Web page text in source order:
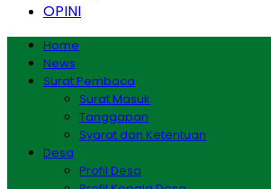
OPINI
Home
News
Surat Pembaca
Surat Masuk
Tanggapan
Syarat dan Ketentuan
Desa
Profil Desa